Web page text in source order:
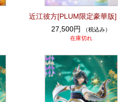
近江彼方[PLUM限定豪華版]
27,500円
（税込み）
在庫切れ